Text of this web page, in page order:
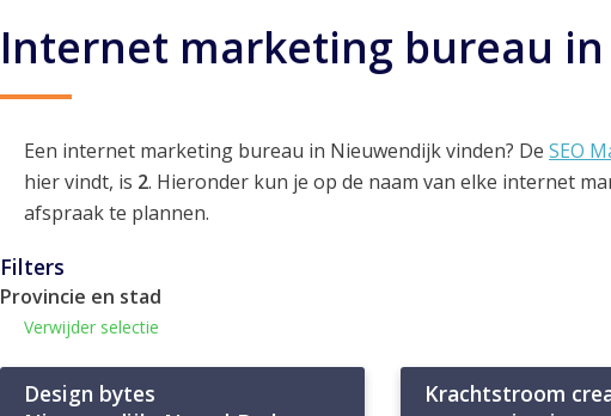
Internet marketing bureau
Een internet marketing bureau in Nieuwendijk vinden? De SEO
hier vindt, is 2. Hieronder kun je op de naam van elke internet
afspraak te plannen.
Filters
Provincie en stad
Verwijder selectie
Design bytes
Krachtstroom